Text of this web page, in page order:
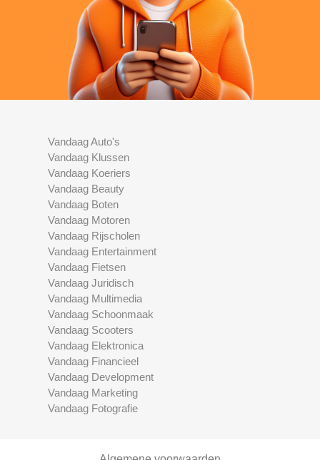
Vandaag Auto's
Vandaag Klussen
Vandaag Koeriers
Vandaag Beauty
Vandaag Boten
Vandaag Motoren
Vandaag Rijscholen
Vandaag Entertainment
Vandaag Fietsen
Vandaag Juridisch
Vandaag Multimedia
Vandaag Schoonmaak
Vandaag Scooters
Vandaag Elektronica
Vandaag Financieel
Vandaag Development
Vandaag Marketing
Vandaag Fotografie